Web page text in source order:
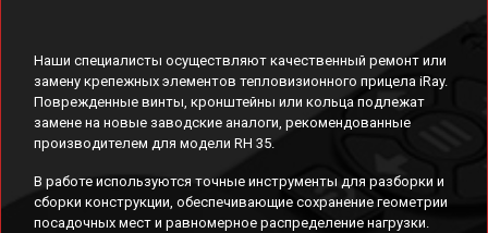
Наши специалисты осуществляют качественный ремонт или
замену крепежных элементов тепловизионного прицела iRay.
Поврежденные винты, кронштейны или кольца подлежат
замене на новые заводские аналоги, рекомендованные
производителем для модели RH 35.
В работе используются точные инструменты для разборки и
сборки конструкции, обеспечивающие сохранение геометрии
посадочных мест и равномерное распределение нагрузки.